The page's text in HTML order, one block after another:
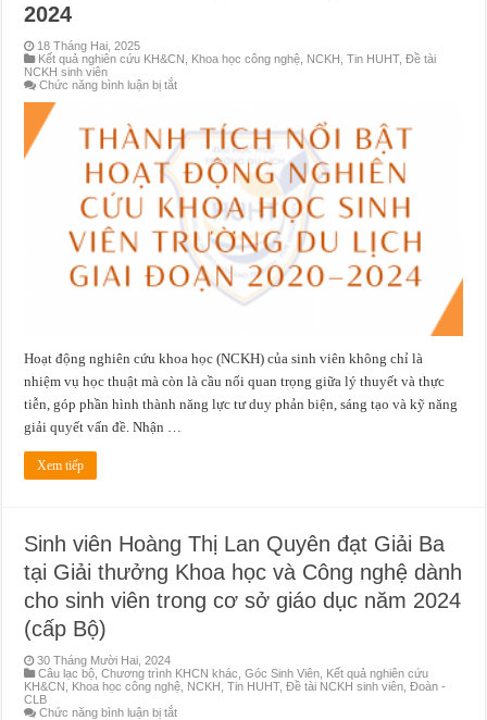
2024
18 Tháng Hai, 2025
Kết quả nghiên cứu KH&CN
Khoa học công nghệ NCKH ,Tin HUHT,Đề tài
NCKH sinh viên
Chức năng bình luận bị tắtở
NGHIÊN
CỨU
KHOA
HỌC
CỦA
SINH
VIÊN
TRƯỜNG
LỊCH
–
ĐẠI
HỌC
HUẾ:
2020–
Hoạt động nghiên cứu khoa học (NCKH) của sinh viên không chỉ là
nhiệm vụ học thuật mà còn là cầu nối quan trọng giữa lý thuyết và thực
tiễn, góp phần hình thành năng lực tư duy phản biện, sáng tạo và kỹ năng
giải quyết vấn đề. Nhận …
Xem tiếp
Sinh viên Hoàng Thị Lan Quyên đạt Giải Ba
tại Giải thưởng Khoa học và Công nghệ dành
cho sinh viên trong cơ sở giáo dục năm 2024
(cấp Bộ)
30 Tháng Mười Hai, 2024
Câu lạc bộ ,Chương trình KHCN khác ,Góc Sinh Viên Kết quả nghiên cứu
KH&CN
Khoa học công nghệ NCKH ,Tin HUHT,Đề tài NCKH sinh viên ,Đoàn -
CLB
Chức năng bình luận bị tắtở